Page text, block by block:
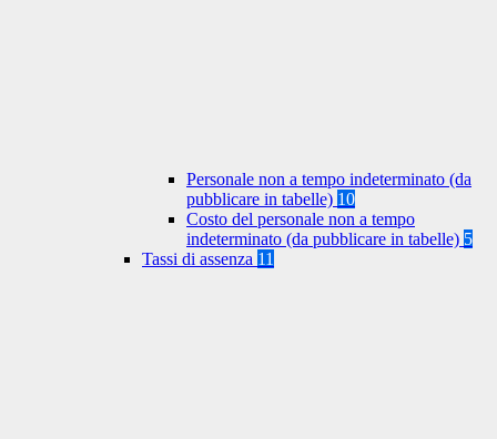
Personale non a tempo indeterminato (da
pubblicare in tabelle) 10
Costo del personale non a tempo
indeterminato (da pubblicare in tabelle) 5
Tassi di assenza 11